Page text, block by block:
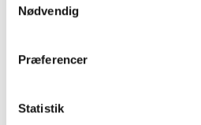
Nødvendig
Præferencer
Statistik
Stabil og robust
sortering
Elegant og harmonisk